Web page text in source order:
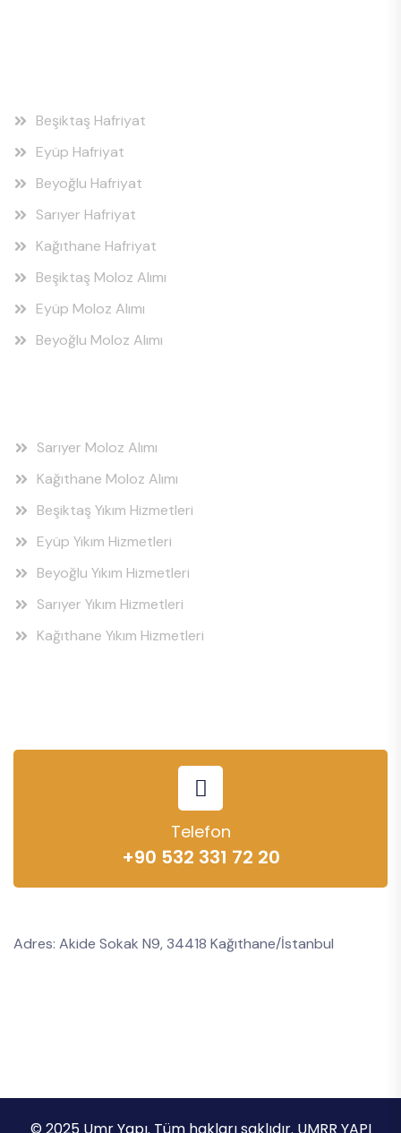
Beşiktaş Hafriyat
Eyüp Hafriyat
Beyoğlu Hafriyat
Sarıyer Hafriyat
Kağıthane Hafriyat
Beşiktaş Moloz Alımı
Eyüp Moloz Alımı
Beyoğlu Moloz Alımı
Sarıyer Moloz Alımı
Kağıthane Moloz Alımı
Beşiktaş Yıkım Hizmetleri
Eyüp Yıkım Hizmetleri
Beyoğlu Yıkım Hizmetleri
Sarıyer Yıkım Hizmetleri
Kağıthane Yıkım Hizmetleri
Telefon
+90 532 331 72 20
Adres: Akide Sokak N9, 34418 Kağıthane/İstanbul